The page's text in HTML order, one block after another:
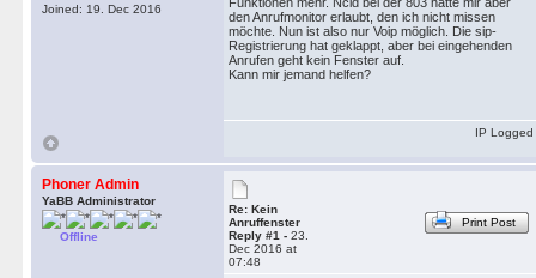
Joined: 19. Dec 2016
den Anrufmonitor erlaubt, den ich nicht missen
möchte. Nun ist also nur Voip möglich. Die sip-
Registrierung hat geklappt, aber bei eingehenden
Anrufen geht kein Fenster auf.
Kann mir jemand helfen?
IP Logged
Phoner Admin
YaBB Administrator
Offline
Re: Kein
Anruffenster
Reply #1 - 23.
Dec 2016 at
07:48
Print Post